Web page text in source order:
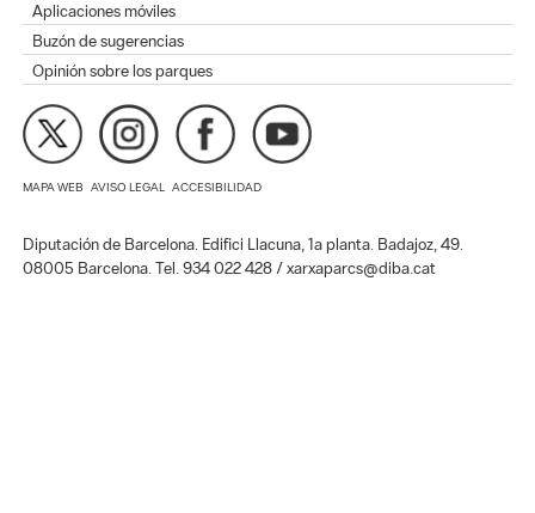
Aplicaciones móviles
Buzón de sugerencias
Opinión sobre los parques
MAPA WEB AVISO LEGAL ACCESIBILIDAD
Diputación de Barcelona. Edifici Llacuna, 1a planta. Badajoz, 49.
08005 Barcelona. Tel. 934 022 428 / xarxaparcs@diba.cat